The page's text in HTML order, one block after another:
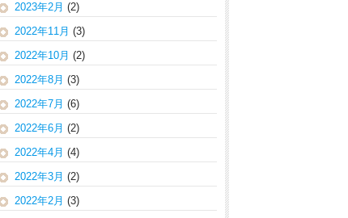
2023年2月 (2)
2022年11月 (3)
2022年10月 (2)
2022年8月 (3)
2022年7月 (6)
2022年6月 (2)
2022年4月 (4)
2022年3月 (2)
2022年2月 (3)